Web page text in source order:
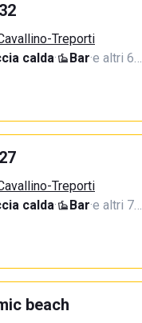
Treporti
calda· Bar·e altri 6…
Treporti
calda· Bar·e altri 7…
beach